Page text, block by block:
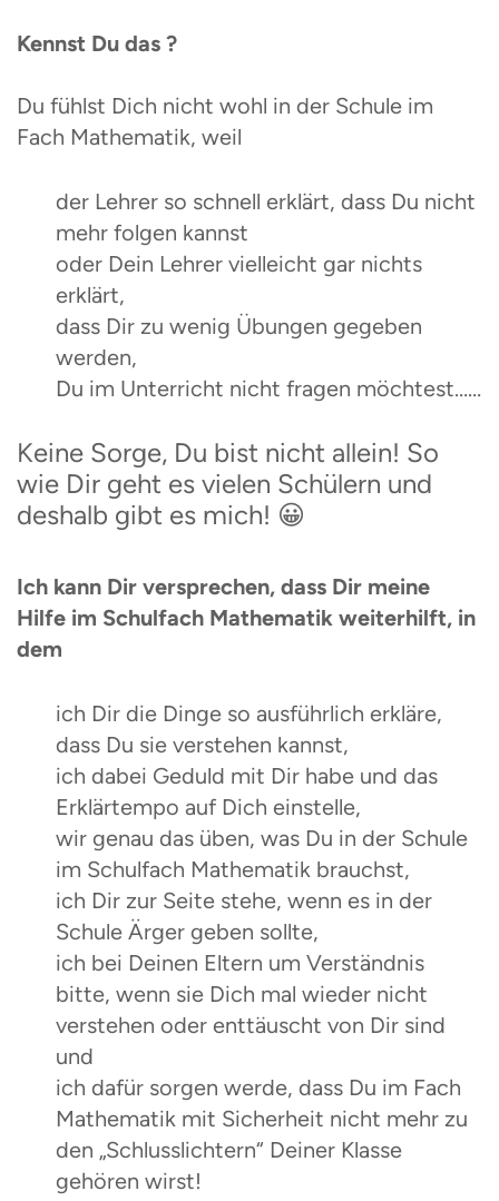
Kennst Du das ?
Du fühlst Dich nicht wohl in der Schule im
Fach Mathematik, weil
der Lehrer so schnell erklärt, dass Du nicht
mehr folgen kannst
oder Dein Lehrer vielleicht gar nichts
erklärt,
dass Dir zu wenig Übungen gegeben
werden,
Du im Unterricht nicht fragen möchtest……
Keine Sorge, Du bist nicht allein! So
wie Dir geht es vielen Schülern und
deshalb gibt es mich! 😀
Ich kann Dir versprechen, dass Dir meine
Hilfe im Schulfach Mathematik weiterhilft, in
dem
ich Dir die Dinge so ausführlich erkläre,
dass Du sie verstehen kannst,
ich dabei Geduld mit Dir habe und das
Erklärtempo auf Dich einstelle,
wir genau das üben, was Du in der Schule
im Schulfach Mathematik brauchst,
ich Dir zur Seite stehe, wenn es in der
Schule Ärger geben sollte,
ich bei Deinen Eltern um Verständnis
bitte, wenn sie Dich mal wieder nicht
verstehen oder enttäuscht von Dir sind
und
ich dafür sorgen werde, dass Du im Fach
Mathematik mit Sicherheit nicht mehr zu
den „Schlusslichtern“ Deiner Klasse
gehören wirst!